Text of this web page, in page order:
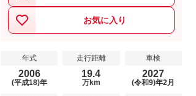
お気に入り
年式
2006
(平成18)年
走行距離
19.4
万km
車検
2027
(令和9)年2月